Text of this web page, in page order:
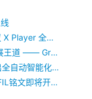
微策略 2.0 时代开启！DATs 2.0 财库协议 X Player 全球节点认购正式启动
P2E无法代表链游未来，生态致胜才是发展王道 —— Green Card
Uplus联合币安、欧易、火币、gateio推出全自动智能化合约交易，超强抗风险能力，月化收益30-60%，限时开放中
FIL基金会官宣2024年1月9号正式上线：FIL铭文即将开启配额